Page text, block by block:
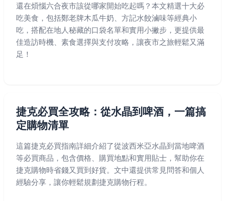
還在煩惱六合夜市該從哪家開始吃起嗎？本文精選十大必
吃美食，包括鄭老牌木瓜牛奶、方記水餃滷味等經典小
吃，搭配在地人秘藏的口袋名單和實用小撇步，更提供最
佳造訪時機、素食選擇與支付攻略，讓夜市之旅輕鬆又滿
足！
捷克必買全攻略：從水晶到啤酒，一篇搞
定購物清單
這篇捷克必買指南詳細介紹了從波西米亞水晶到當地啤酒
等必買商品，包含價格、購買地點和實用貼士，幫助你在
捷克購物時省錢又買到好貨。文中還提供常見問答和個人
經驗分享，讓你輕鬆規劃捷克購物行程。